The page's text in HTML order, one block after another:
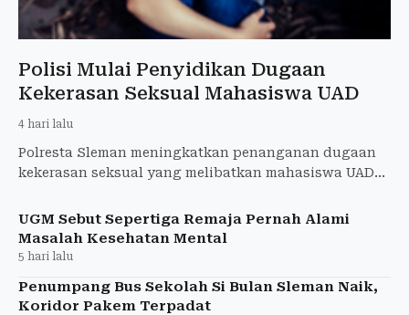
Polisi Mulai Penyidikan Dugaan
Kekerasan Seksual Mahasiswa UAD
4 hari lalu
Polresta Sleman meningkatkan penanganan dugaan
kekerasan seksual yang melibatkan mahasiswa UAD
dijadwalkan berla
UGM Sebut Sepertiga Remaja Pernah Alami
Masalah Kesehatan Mental
5 hari lalu
Penumpang Bus Sekolah Si Bulan Sleman Naik,
Koridor Pakem Terpadat